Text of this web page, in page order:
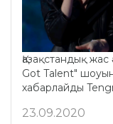
Қазақстандық
Got Talent"
хабарлайды
23.09.2020